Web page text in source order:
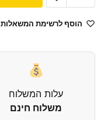
הוסף לרשימת המשאלות
עלות המשלוח
משלוח חינם